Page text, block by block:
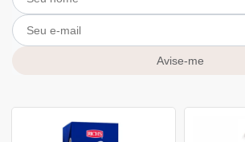
Avise-me